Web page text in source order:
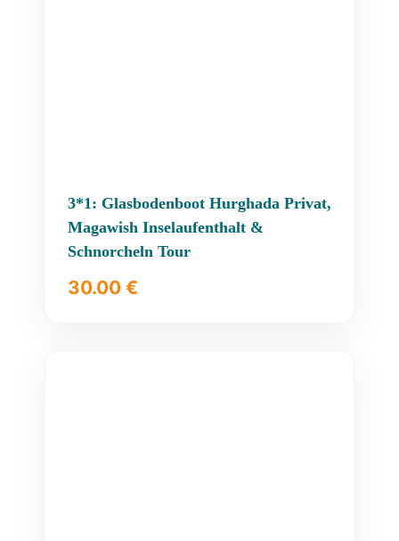
3*1: Glasbodenboot Hurghada Privat,
Magawish Inselaufenthalt &
Schnorcheln Tour
30.00 €